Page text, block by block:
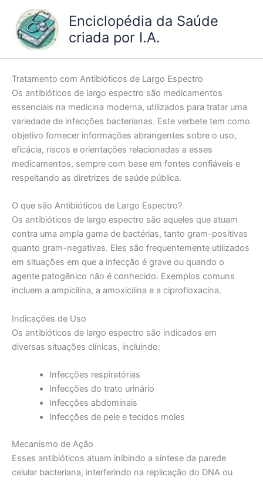
conteúdo
Enciclopédia da Saúde
criada por I.A.
Tratamento com Antibióticos de Largo Espectro
Os antibióticos de largo espectro são medicamentos
essenciais na medicina moderna, utilizados para tratar uma
variedade de infecções bacterianas. Este verbete tem como
objetivo fornecer informações abrangentes sobre o uso,
eficácia, riscos e orientações relacionadas a esses
medicamentos, sempre com base em fontes confiáveis e
respeitando as diretrizes de saúde pública.
O que são Antibióticos de Largo Espectro?
Os antibióticos de largo espectro são aqueles que atuam
contra uma ampla gama de bactérias, tanto gram-positivas
quanto gram-negativas. Eles são frequentemente utilizados
em situações em que a infecção é grave ou quando o
agente patogênico não é conhecido. Exemplos comuns
incluem a ampicilina, a amoxicilina e a ciprofloxacina.
Indicações de Uso
Os antibióticos de largo espectro são indicados em
diversas situações clínicas, incluindo:
Infecções respiratórias
Infecções do trato urinário
Infecções abdominais
Infecções de pele e tecidos moles
Mecanismo de Ação
Esses antibióticos atuam inibindo a síntese da parede
celular bacteriana, interferindo na replicação do DNA ou